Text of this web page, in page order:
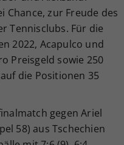
Chance, zur Freude des
Tennisclubs. Für die
2022, Acapulco und
Preisgeld sowie 250
die Positionen 35
gegen Ariel
58) aus Tschechien